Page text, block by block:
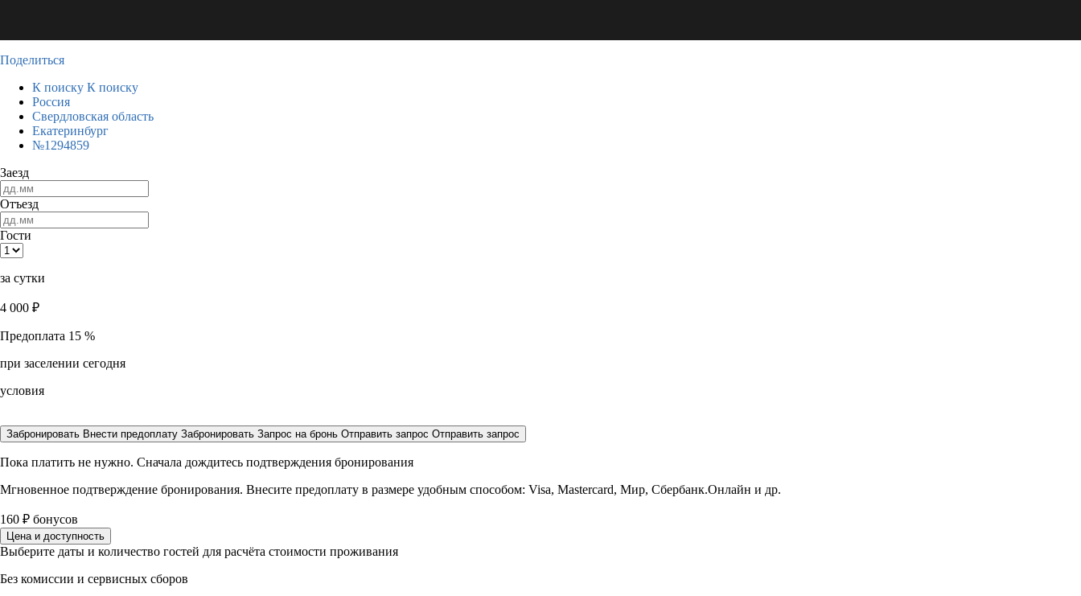
Поделиться
К поиску К поиску
Россия
Свердловская область
Екатеринбург
№1294859
Заезд
Отъезд
Гости
за сутки
4 000 ₽
Предоплата 15 %
при заселении сегодня
условия
Забронировать Внести предоплату Забронировать Запрос на бронь Отправить запрос Отправить запрос
Пока платить не нужно. Сначала дождитесь подтверждения бронирования
Мгновенное подтверждение бронирования. Внесите предоплату в размере удобным способом: Visa, Mastercard, Мир, Сбербанк.Онлайн и др.
160 ₽ бонусов
Цена и доступность
Выберите даты и количество гостей для расчёта стоимости проживания
Без комиссии и сервисных сборов